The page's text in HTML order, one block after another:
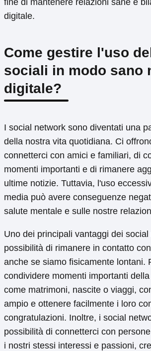
fine di mantenere relazioni sane e
digitale.
Come gestire l'uso
sociali in modo sano
digitale?
I social network sono diventati una
della nostra vita quotidiana. Ci
connetterci con amici e familiari, di
momenti importanti e di rimanere
ultime notizie. Tuttavia, l'uso
media può avere conseguenze
salute mentale e sulle nostre
Uno dei principali vantaggi dei
possibilità di rimanere in contatto
anche se siamo fisicamente lontani.
condividere momenti importanti
come matrimoni, nascite o viaggi,
ampio e ottenere facilmente i loro
congratulazioni. Inoltre, i social
possibilità di connetterci con
i nostri stessi interessi e passioni,